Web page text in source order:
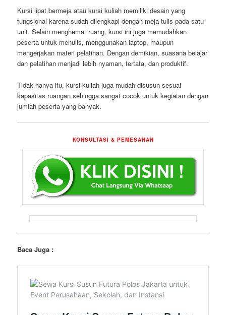
Kursi lipat bermeja atau kursi kuliah memiliki desain yang
fungsional karena sudah dilengkapi dengan meja tulis pada satu
unit. Selain menghemat ruang, kursi ini juga memudahkan
peserta untuk menulis, menggunakan laptop, maupun
mengerjakan materi pelatihan. Dengan demikian, suasana belajar
dan pelatihan menjadi lebih nyaman, tertata, dan produktif.
Tidak hanya itu, kursi kuliah juga mudah disusun sesuai
kapasitas ruangan sehingga sangat cocok untuk kegiatan dengan
jumlah peserta yang banyak.
KONSULTASI & PEMESANAN
Baca Juga :